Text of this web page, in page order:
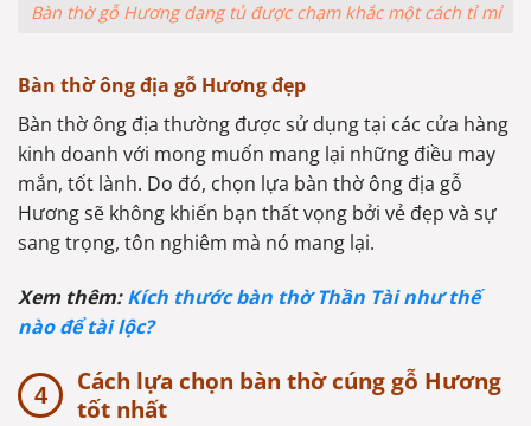
Bàn thờ gỗ Hương dạng tủ được chạm khắc một cách tỉ mỉ
Bàn thờ ông địa gỗ Hương đẹp
Bàn thờ ông địa thường được sử dụng tại các cửa hàng
kinh doanh với mong muốn mang lại những điều may
mắn, tốt lành. Do đó, chọn lựa bàn thờ ông địa gỗ
Hương sẽ không khiến bạn thất vọng bởi vẻ đẹp và sự
sang trọng, tôn nghiêm mà nó mang lại.
Xem thêm:Kích thước bàn thờ Thần Tài như thế
nào để tài lộc?
Cách lựa chọn bàn thờ cúng gỗ Hương
tốt nhất